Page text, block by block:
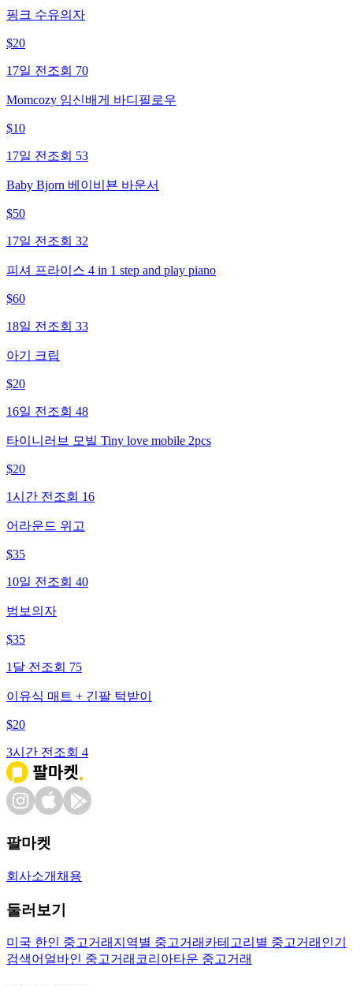
핑크 수유의자
$20
17일 전 조회 70
Momcozy 임신배게 바디필로우
$10
17일 전 조회 53
Baby Bjorn 베이비뵨 바운서
$50
17일 전 조회 32
피셔 프라이스 4 in 1 step and play piano
$60
18일 전 조회 33
아기 크립
$20
16일 전 조회 48
타이니러브 모빌 Tiny love mobile 2pcs
$20
1시간 전 조회 16
어라운드 위고
$35
10일 전 조회 40
범보의자
$35
1달 전 조회 75
이유식 매트 + 긴팔 턱받이
$20
3시간 전 조회 4
팔마켓
회사소개 채용
둘러보기
미국 한인 중고거래 지역별 중고거래 카테고리별 중고거래 인기
검색어 얼바인 중고거래 코리아타운 중고거래